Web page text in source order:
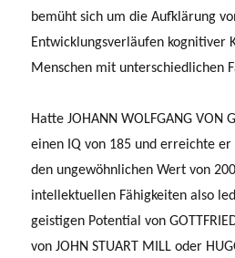
bemüht sich um die Aufklärung
Entwicklungsverläufen kognitiver
Menschen mit unterschiedlichen
Hatte JOHANN WOLFGANG VON
einen IQ von 185 und erreichte
den ungewöhnlichen Wert von
intellektuellen Fähigkeiten also
geistigen Potential von
von JOHN STUART MILL oder